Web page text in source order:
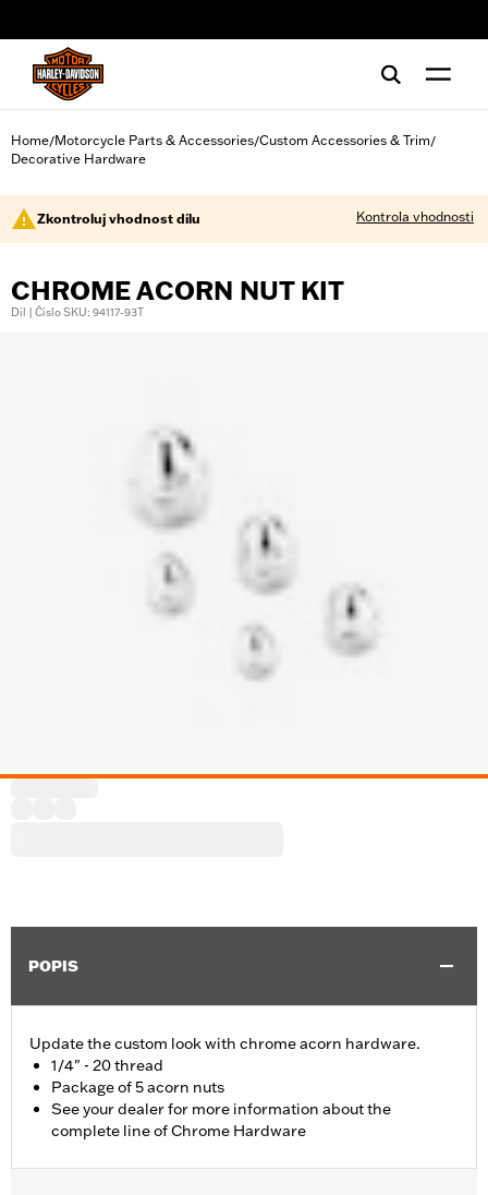
Home/Motorcycle Parts & Accessories/Custom Accessories & Trim/
Decorative Hardware
Zkontroluj vhodnost dílu Kontrola vhodnosti
CHROME ACORN NUT KIT
Díl | Číslo SKU: 94117-93T
POPIS
Update the custom look with chrome acorn hardware.
1/4" - 20 thread
Package of 5 acorn nuts
See your dealer for more information about the
complete line of Chrome Hardware